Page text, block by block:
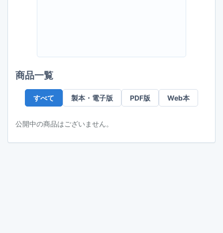
商品一覧
すべて 製本・電子版 PDF版 Web本
公開中の商品はございません。